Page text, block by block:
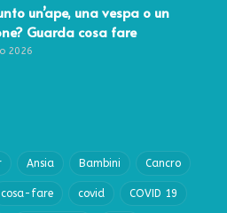
un’ape, una vespa o un
Guarda cosa fare
2026
Ansia Bambini Cancro
cosa-fare covid COVID 19